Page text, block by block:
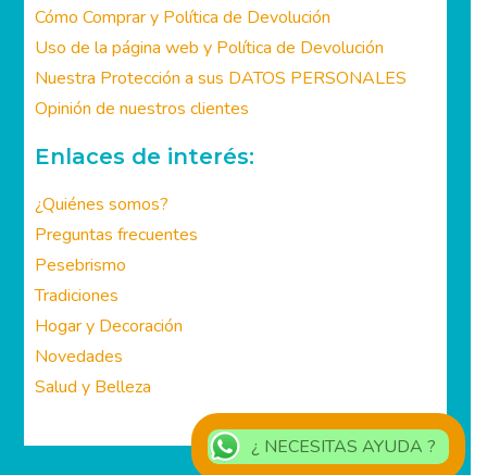
Cómo Comprar y Política de Devolución
Uso de la página web y Política de Devolución
Nuestra Protección a sus DATOS PERSONALES
Opinión de nuestros clientes
Enlaces de interés:
¿Quiénes somos?
Preguntas frecuentes
Pesebrismo
Tradiciones
Hogar y Decoración
Novedades
Salud y Belleza
¿ NECESITAS AYUDA ?